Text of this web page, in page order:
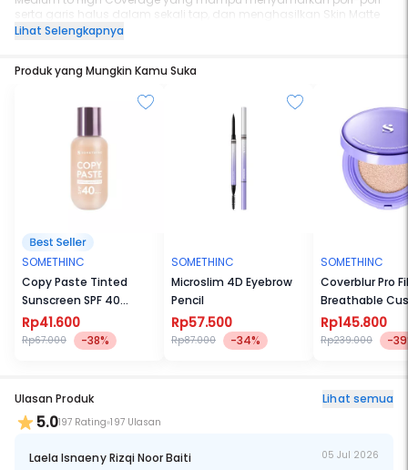
serta garis halus dalam sekali tap, dan menghasilkan Skin Matte
Finish yang longlasting!
oil-control, Flawless Human Skin tanpa kilap minyak berlebih akan
Kulit flawless seharian, terasa ringan, & terproteksi dari sinar
matahari---semuanya satu di dalam Hooman Breathable UV
Cushion Cover SPF 35 PA++++
Lihat Selengkapnya
Produk yang Mungkin Kamu Suka
SOMETHINC
Copy Paste Tinted
Sunscreen SPF 40
PA++++
Rp41.600
Rp67.000 -38%
SOMETHINC
Microslim 4D Eyebrow
Pencil
Rp57.500
Rp87.000 -34%
SOMETHINC
Coverblur Pro
Breathable
40 PA++++
Rp145.800
Rp239.000 -
Ulasan Produk Lihat semua
5.0197 Rating 197 Ulasan
Laela Isnaeny Rizqi Noor Baiti 05 Jul 2026